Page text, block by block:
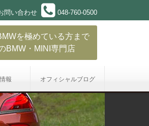
問い合わせ 048-760-0500
を極めている方まで
BMW・MINI専門店
報 オフィシャルブログ